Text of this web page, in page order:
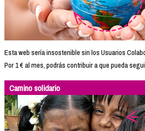
Esta web sería insostenible sin los Usuarios
Por 1 € al mes, podrás contribuir a que pueda
Camino solidario